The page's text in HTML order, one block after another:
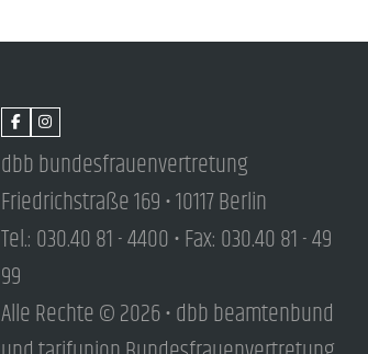
dbb bundesfrauenvertretung
Friedrichstraße 169 • 10117 Berlin
Tel.: 030.40 81 - 4400 • Fax: 030.40 81 - 49
99
Alle Rechte © 2026 • dbb beamtenbund